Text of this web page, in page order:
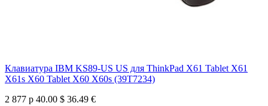
Клавиатура IBM KS89-US US для ThinkPad X61 Tablet X61
X61s X60 Tablet X60 X60s (39T7234)
2 877 р 40.00 $ 36.49 €